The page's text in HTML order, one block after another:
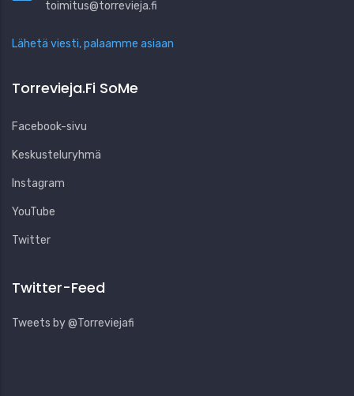
toimitus@torrevieja.fi
Lähetä viesti, palaamme asiaan
Torrevieja.fi SoMe
Facebook-sivu
Keskusteluryhmä
Instagram
YouTube
Twitter
Twitter-Feed
Tweets by @Torreviejafi